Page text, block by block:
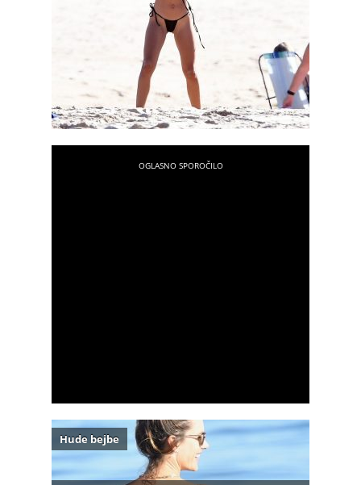
Hude bejbe